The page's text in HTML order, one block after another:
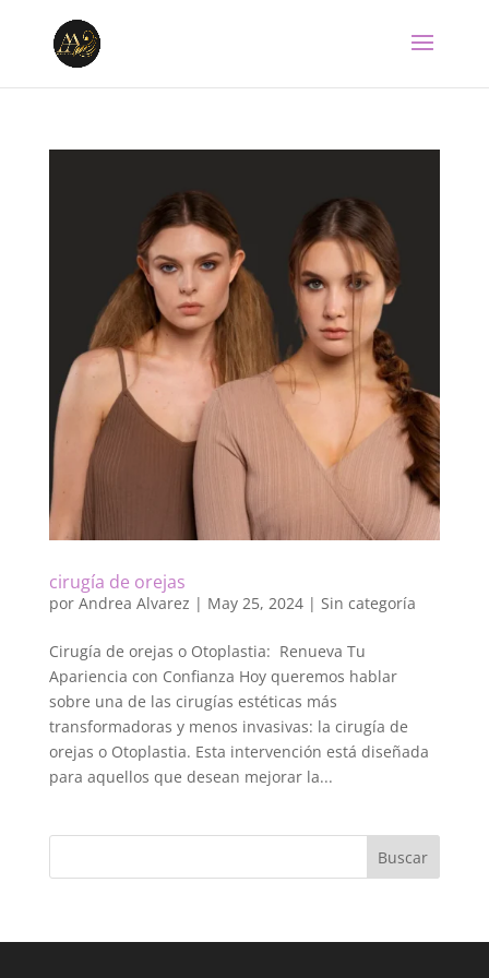
cirugía de orejas
por Andrea Alvarez | May 25, 2024| Sin categoría
Cirugía de orejas o Otoplastia: Renueva Tu
Apariencia con Confianza Hoy queremos hablar
sobre una de las cirugías estéticas más
transformadoras y menos invasivas: la cirugía de
orejas o Otoplastia. Esta intervención está diseñada
para aquellos que desean mejorar la...
Buscar